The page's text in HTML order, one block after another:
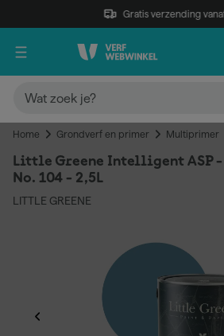
Gratis verzending
Home Grondverf en primer Multiprimer
Little Greene Intelligent ASP
No. 104 - 2,5L
LITTLE GREENE